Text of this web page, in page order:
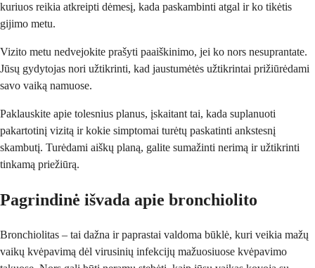
kuriuos reikia atkreipti dėmesį, kada paskambinti atgal ir ko tikėtis
gijimo metu.
Vizito metu nedvejokite prašyti paaiškinimo, jei ko nors nesuprantate.
Jūsų gydytojas nori užtikrinti, kad jaustumėtės užtikrintai prižiūrėdami
savo vaiką namuose.
Paklauskite apie tolesnius planus, įskaitant tai, kada suplanuoti
pakartotinį vizitą ir kokie simptomai turėtų paskatinti ankstesnį
skambutį. Turėdami aiškų planą, galite sumažinti nerimą ir užtikrinti
tinkamą priežiūrą.
Pagrindinė išvada apie bronchiolito
Bronchiolitas – tai dažna ir paprastai valdoma būklė, kuri veikia mažų
vaikų kvėpavimą dėl virusinių infekcijų mažuosiuose kvėpavimo